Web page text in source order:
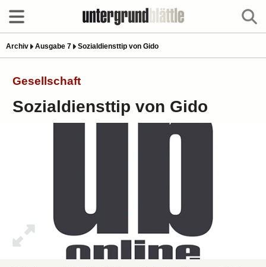
Archiv Ausgabe 7 Sozialdiensttip von Gido
Gesellschaft
Sozialdiensttip von Gido